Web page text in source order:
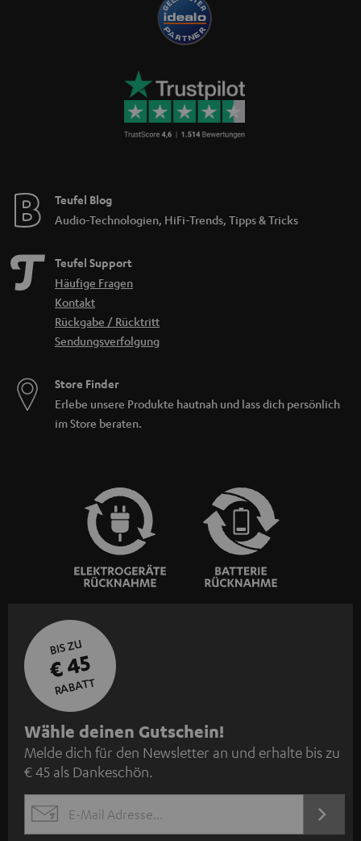
Teufel Blog
Audio-Technologien, HiFi-Trends, Tipps & Tricks
Teufel Support
Häufige Fragen
Kontakt
Rückgabe / Rücktritt
Sendungsverfolgung
Store Finder
Erlebe unsere Produkte hautnah und lass dich persönlich
im Store beraten.
BIS ZU
€ 45
RABATT
N
e
w
s
l
Wähle deinen Gutschein!
Melde dich für den Newsletter an und erhalte bis zu
€ 45 als Dankeschön.
EMAIL
JETZT